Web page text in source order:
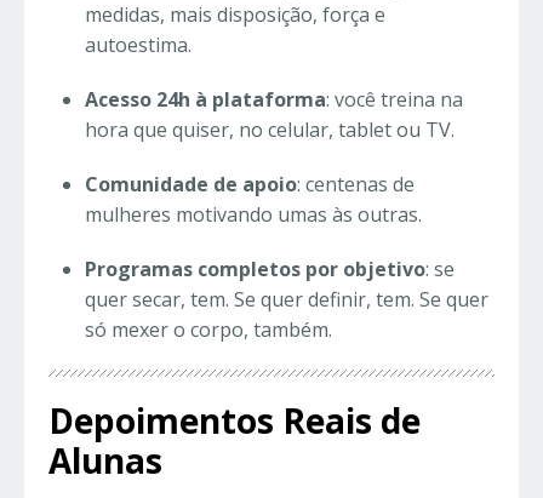
medidas, mais disposição, força e
autoestima.
Acesso 24h à plataforma: você treina na
hora que quiser, no celular, tablet ou TV.
Comunidade de apoio: centenas de
mulheres motivando umas às outras.
Programas completos por objetivo: se
quer secar, tem. Se quer definir, tem. Se quer
só mexer o corpo, também.
Depoimentos Reais de
Alunas